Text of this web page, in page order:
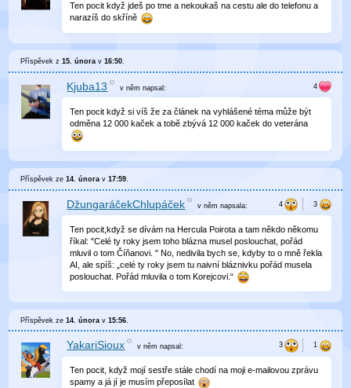
Ten pocit když jdeš po tme a nekoukaš na cestu ale do telefonu a
narazíš do skříně
Příspěvek z15. února v16:50.
Kjuba13 v němnapsal:
Ten pocit když si víš že za článek na vyhlášené téma může být
odměna 12 000 kaček a tobě zbývá 12 000 kaček do veterána
Příspěvek ze14. února v17:59.
DžungaráčekChlupáček v němnapsala:
Ten pocit,když se dívám na Hercula Poirota a tam někdo někomu
říkal: "Celé ty roky jsem toho blázna musel poslouchat, pořád
mluvil o tom Číňanovi. " No, nedivila bych se, kdyby to o mně řekla
AI, ale spíš: „celé ty roky jsem tu naivní bláznivku pořád musela
poslouchat. Pořád mluvila o tom Korejcovi.“
Příspěvek ze14. února v15:56
YakariSioux v němnapsal:
Ten pocit, když mojí sestře stále chodí na moji e-mailovou zprávu
spamy a já jí je musím přeposílat